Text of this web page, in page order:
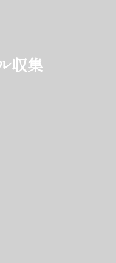
収集